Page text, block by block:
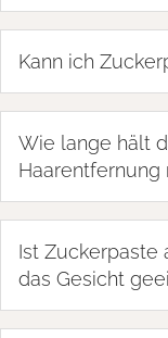
Kann ich
Wie lange hält
Haarentfernung
Ist Zuckerpaste
das Gesicht